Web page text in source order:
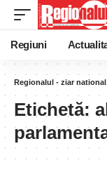
Regiuni
Regionalul - ziar national
Etichetă: